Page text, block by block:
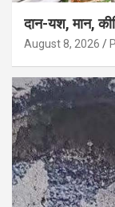
दान-यश, मान,
August 8, 2026